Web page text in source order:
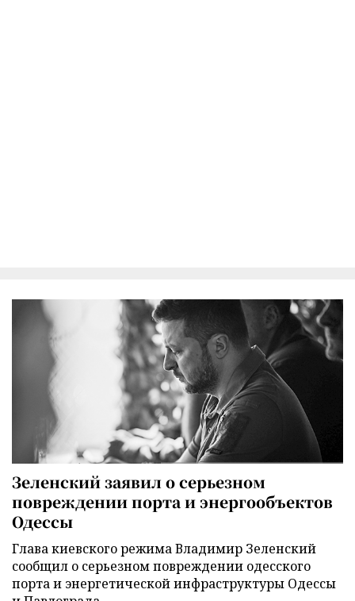
Зеленский заявил о серьезном
повреждении порта и энергообъектов
Одессы
Глава киевского режима Владимир Зеленский
сообщил о серьезном повреждении одесского
порта и энергетической инфраструктуры Одессы